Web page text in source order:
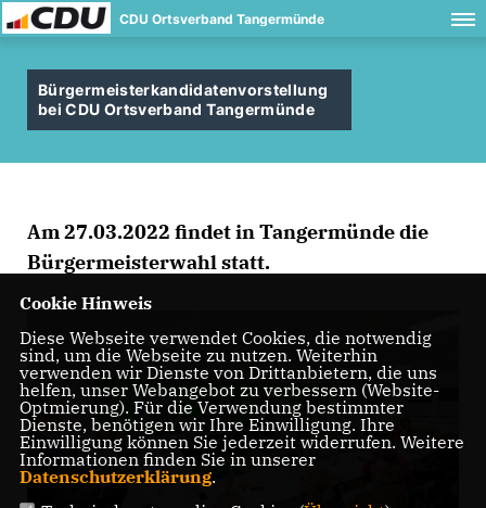
CDU Ortsverband Tangermünde
Bürgermeisterkandidatenvorstellung
bei CDU Ortsverband Tangermünde
Am 27.03.2022 findet in Tangermünde die
Bürgermeisterwahl statt.
Cookie Hinweis
Diese Webseite verwendet Cookies, die notwendig
sind, um die Webseite zu nutzen. Weiterhin
verwenden wir Dienste von Drittanbietern, die uns
helfen, unser Webangebot zu verbessern (Website-
Optmierung). Für die Verwendung bestimmter
Dienste, benötigen wir Ihre Einwilligung. Ihre
Einwilligung können Sie jederzeit widerrufen. Weitere
Informationen finden Sie in unserer
Datenschutzerklärung.